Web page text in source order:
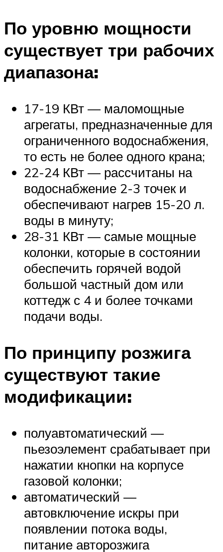
По уровню мощности
существует три рабочих
диапазона:
17-19 КВт — маломощные
агрегаты, предназначенные для
ограниченного водоснабжения,
то есть не более одного крана;
22-24 КВт — рассчитаны на
водоснабжение 2-3 точек и
обеспечивают нагрев 15-20 л.
воды в минуту;
28-31 КВт — самые мощные
колонки, которые в состоянии
обеспечить горячей водой
большой частный дом или
коттедж с 4 и более точками
подачи воды.
По принципу розжига
существуют такие
модификации:
полуавтоматический —
пьезоэлемент срабатывает при
нажатии кнопки на корпусе
газовой колонки;
автоматический —
автовключение искры при
появлении потока воды,
питание авторозжига